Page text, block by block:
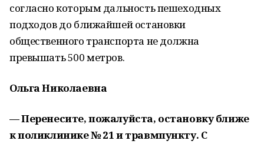
согласно которым дальность пешеходных
подходов до ближайшей остановки
общественного транспорта не должна
превышать 500 метров.
Ольга Николаевна
— Перенесите, пожалуйста, остановку ближе
к поликлинике № 21 и травмпункту. С